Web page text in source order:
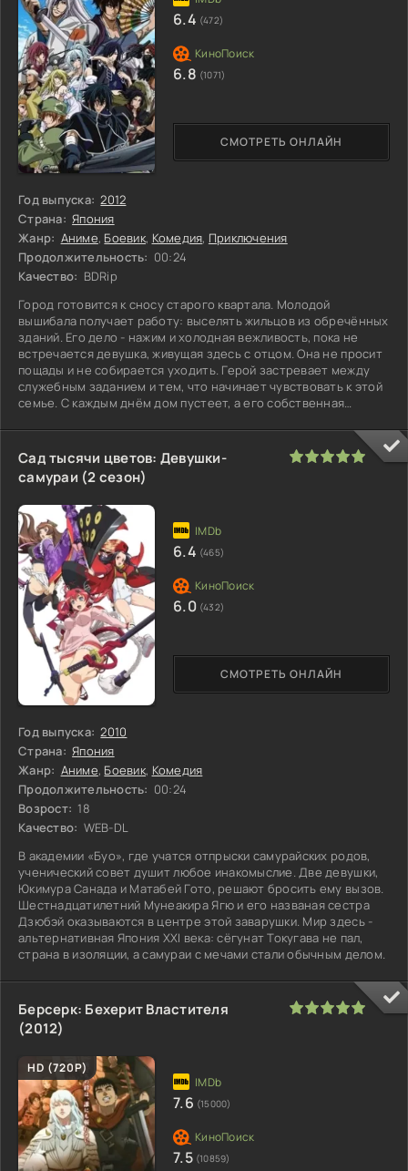
Год выпуска: 2012
Страна: Япония
Жанр: Аниме, Боевик, Комедия, Приключения
Продолжительность: 00:24
Качество: BDRip
Город готовится к сносу старого квартала. Молодой
вышибала получает работу: выселять жильцов из обречённых
зданий. Его дело - нажим и холодная вежливость, пока не
встречается девушка, живущая здесь с отцом. Она не просит
пощады и не собирается уходить. Герой застревает между
служебным заданием и тем, что начинает чувствовать к этой
семье. С каждым днём дом пустеет, а его собственная
СМОТРЕТЬ ОНЛАЙН
6.4 (472)
6.8 (1071)
Сад тысячи цветов: Девушки-
самураи (2 сезон)
Год выпуска: 2010
Страна: Япония
Жанр: Аниме, Боевик, Комедия
Продолжительность: 00:24
Возрост: 18
Качество: WEB-DL
В академии «Буо», где учатся отпрыски самурайских родов,
ученический совет душит любое инакомыслие. Две девушки,
Юкимура Санада и Матабей Гото, решают бросить ему вызов.
Шестнадцатилетний Мунеакира Ягю и его названая сестра
Дзюбэй оказываются в центре этой заварушки. Мир здесь -
альтернативная Япония XXI века: сёгунат Токугава не пал,
страна в изоляции, а самураи с мечами стали обычным делом.
СМОТРЕТЬ ОНЛАЙН
6.4 (465)
6.0 (432)
100 1 2
Берсерк: Бехерит Властителя
(2012)
HD (720P)
7.6 (15000)
7.5 (10859)
100 1 2